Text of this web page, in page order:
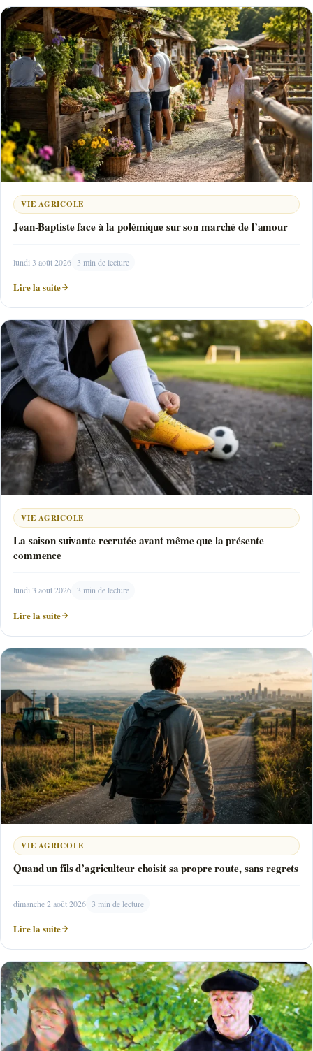
VIE AGRICOLE
Jean-Baptiste face à la polémique sur son marché de l’amour
lundi 3 août 2026 3 min de lecture
Lire la suite
VIE AGRICOLE
La saison suivante recrutée avant même que la présente
commence
lundi 3 août 2026 3 min de lecture
Lire la suite
VIE AGRICOLE
Quand un fils d’agriculteur choisit sa propre route, sans regrets
dimanche 2 août 2026 3 min de lecture
Lire la suite